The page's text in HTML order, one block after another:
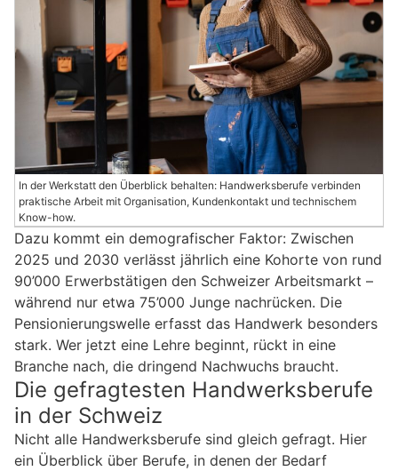
In der Werkstatt den Überblick behalten: Handwerksberufe verbinden
praktische Arbeit mit Organisation, Kundenkontakt und technischem
Know-how.
Dazu kommt ein demografischer Faktor: Zwischen
2025 und 2030 verlässt jährlich eine Kohorte von rund
90’000 Erwerbstätigen den Schweizer Arbeitsmarkt –
während nur etwa 75’000 Junge nachrücken. Die
Pensionierungswelle erfasst das Handwerk besonders
stark. Wer jetzt eine Lehre beginnt, rückt in eine
Branche nach, die dringend Nachwuchs braucht.
Die gefragtesten Handwerksberufe
in der Schweiz
Nicht alle Handwerksberufe sind gleich gefragt. Hier
ein Überblick über Berufe, in denen der Bedarf